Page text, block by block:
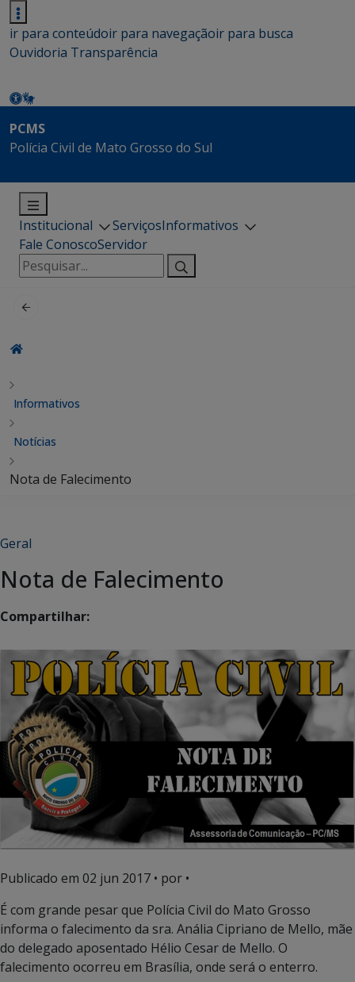
ir para conteúdoir para navegaçãoir para busca
Ouvidoria Transparência
PCMS
Polícia Civil de Mato Grosso do Sul
Institucional ServiçosInformativos
Fale ConoscoServidor
Pesquisar
por:
Informativos
Notícias
Nota de Falecimento
Geral
Nota de Falecimento
Compartilhar:
Publicado em 02 jun 2017 • por •
É com grande pesar que Polícia Civil do Mato Grosso
informa o falecimento da sra. Anália Cipriano de Mello, mãe
do delegado aposentado Hélio Cesar de Mello. O
falecimento ocorreu em Brasília, onde será o enterro.